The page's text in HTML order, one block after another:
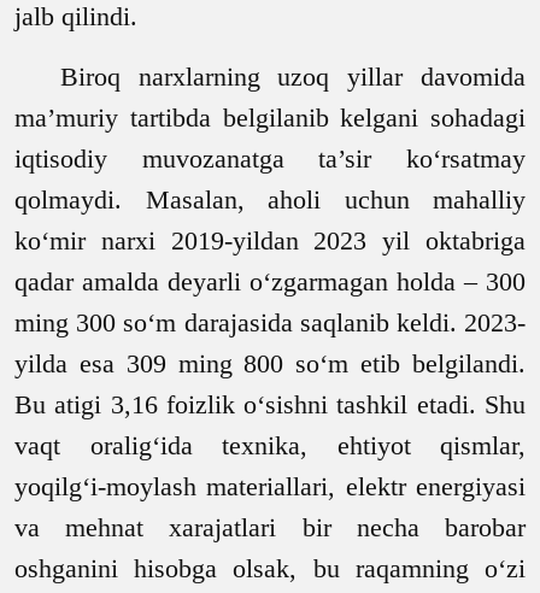
jalb qilindi.
Biroq narxlarning uzoq yillar davomida
ma’muriy tartibda belgilanib kelgani sohadagi
iqtisodiy muvozanatga ta’sir ko‘rsatmay
qolmaydi. Masalan, aholi uchun mahalliy
ko‘mir narxi 2019-yildan 2023 yil oktabriga
qadar amalda deyarli o‘zgarmagan holda – 300
ming 300 so‘m darajasida saqlanib keldi. 2023-
yilda esa 309 ming 800 so‘m etib belgilandi.
Bu atigi 3,16 foizlik o‘sishni tashkil etadi. Shu
vaqt oralig‘ida texnika, ehtiyot qismlar,
yoqilg‘i-moylash materiallari, elektr energiyasi
va mehnat xarajatlari bir necha barobar
oshganini hisobga olsak, bu raqamning o‘zi